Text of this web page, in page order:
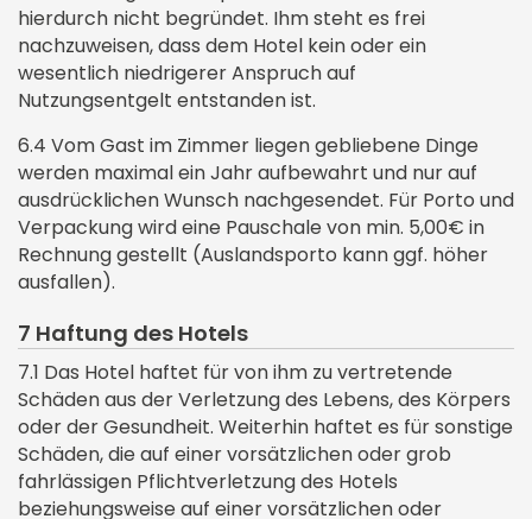
hierdurch nicht begründet. Ihm steht es frei
nachzuweisen, dass dem Hotel kein oder ein
wesentlich niedrigerer Anspruch auf
Nutzungsentgelt entstanden ist.
6.4 Vom Gast im Zimmer liegen gebliebene Dinge
werden maximal ein Jahr aufbewahrt und nur auf
ausdrücklichen Wunsch nachgesendet. Für Porto und
Verpackung wird eine Pauschale von min. 5,00€ in
Rechnung gestellt (Auslandsporto kann ggf. höher
ausfallen).
7 Haftung des Hotels
7.1 Das Hotel haftet für von ihm zu vertretende
Schäden aus der Verletzung des Lebens, des Körpers
oder der Gesundheit. Weiterhin haftet es für sonstige
Schäden, die auf einer vorsätzlichen oder grob
fahrlässigen Pflichtverletzung des Hotels
beziehungsweise auf einer vorsätzlichen oder